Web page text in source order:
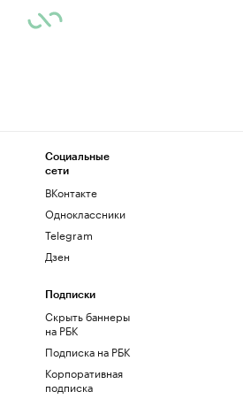
Социальные
сети
ВКонтакте
Одноклассники
Telegram
Дзен
Подписки
Скрыть баннеры
на РБК
Подписка на РБК
Корпоративная
подписка